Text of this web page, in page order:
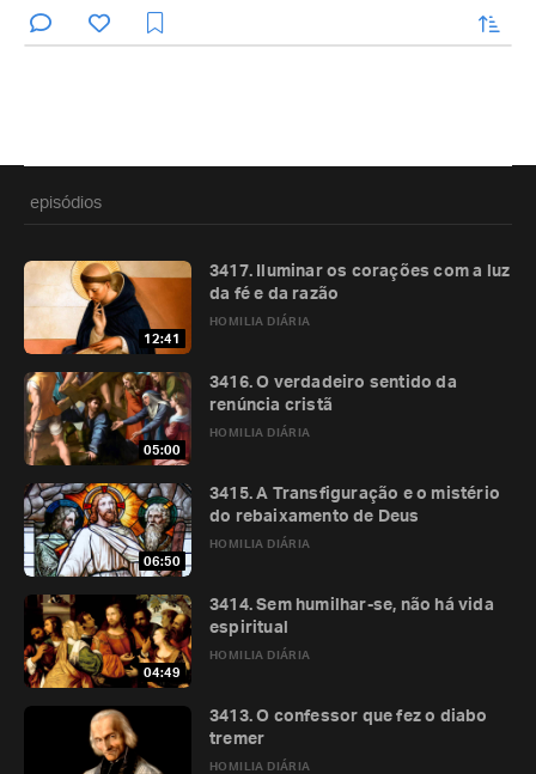
enviar
episódios
12:41
HOMILIA DIÁRIA
3417. Iluminar os corações com a luz
da fé e da razão
05:00
HOMILIA DIÁRIA
3416. O verdadeiro sentido da
renúncia cristã
06:50
HOMILIA DIÁRIA
3415. A Transfiguração e o mistério
do rebaixamento de Deus
04:49
HOMILIA DIÁRIA
3414. Sem humilhar-se, não há vida
espiritual
HOMILIA DIÁRIA
3413. O confessor que fez o diabo
tremer